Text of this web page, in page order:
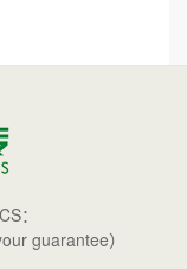
：
guarantee）